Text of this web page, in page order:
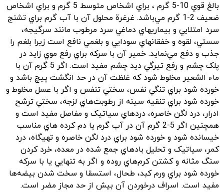
بالغ قوي 10-5 گرم ، براي اشخاص متوسط 5 گرم و براي اشخاص
ضعيف 2-1 گرم مي‌باشد. غرغرة محلول آن با آب گرم براي تشنج
سرد امتلايي و بيماريهاي دماغي سرد مرطوب مانند سرگيجه‌،
سستي‌، لقوه و خفقانهاي سودايي و بلغمي نافع است زيرا بلغم را
جذب و دفع مي‌نمايد. خمير آن با سرکه براي رفع موي زايد در
پلک چشم و رفع تيرگي ديد چشم مفيد است‌. اگر 5 گرم آن با
ماء الشعير مخلوط شود که غلظت آن در حد انگشت پيچ باشد و
خورده شود براي تنگي نفس‌، سختي تنفس و اگر با عسل مخلوط و
خورده شود براي تنقيه سينه از رطوبت‌هاي لزجه‌، سختي ترشح
ادرار، درد لگن خاصره، دردهاي سياتيک و مفاصل مفيد است و
همچنين اگر 5-2 گرم آن در آب گرم يا دم کرده هاي مناسب
خيسانده شود و خورده شود براي درد لگن خاصره و تهيگاه، درد
کمر، سياتيک و تحليل بادهاي جمع شده در معده‌، خرد کردن
سنگ مثانه و کشتن کرم‌هاي روده و اگر به تنهايي يا با سرکه
خورده شود براي ورم کبد، طحال، استسقا و سخت شدن بيضه‌ها
مفيد است‌. اسراف درخوردن آن بيش از حد مجاز مضر است.